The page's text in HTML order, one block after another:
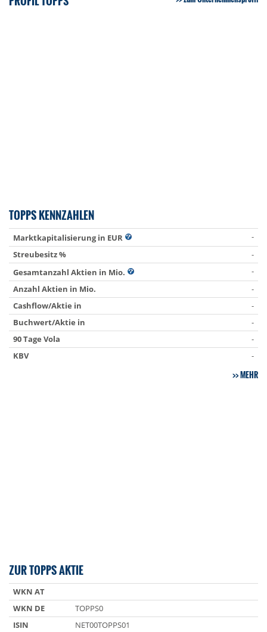
TOPPS KENNZAHLEN
Marktkapitalisierung in EUR
-
Streubesitz %
-
Gesamtanzahl Aktien in Mio.
-
Anzahl Aktien in Mio.
-
Cashflow/Aktie in
-
Buchwert/Aktie in
-
90 Tage Vola
-
KBV
-
MEHR
ZUR TOPPS AKTIE
WKN AT
WKN DE
TOPPS0
ISIN
NET00TOPPS01